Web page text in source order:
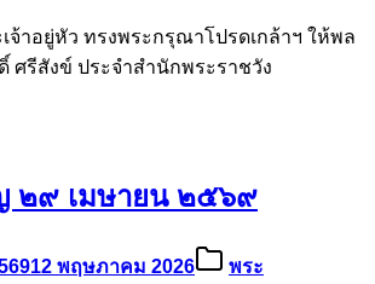
จ้าอยู่หัว ทรงพระกรุณาโปรดเกล้าฯ ให้พล
ศรีสังข์ ประจำสำนักพระราชวัง
๒๙ เมษายน ๒๕๖๙
12 พฤษภาคม 2026
พระ